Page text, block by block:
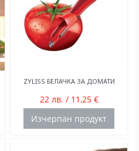
ZYLISS БЕЛАЧКА ЗА ДОМАТИ
22 лв. / 11,25 €
Изчерпан продукт